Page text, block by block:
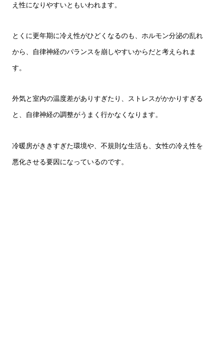
え性になりやすいともいわれます。
とくに更年期に冷え性がひどくなるのも、ホルモン分泌の乱れ
から、自律神経のパランスを崩しやすいからだと考えられま
す。
外気と室内の温度差がありすぎたり、ストレスがかかりすぎる
と、自律神経の調整がうまく行かなくなります。
冷暖房がききすぎた環境や、不規則な生活も、女性の冷え性を
悪化させる要因になっているのです。